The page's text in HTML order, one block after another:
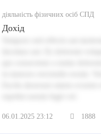
діяльність фізичних осіб СПД
Дохід
06.01.2025 23:12 1888